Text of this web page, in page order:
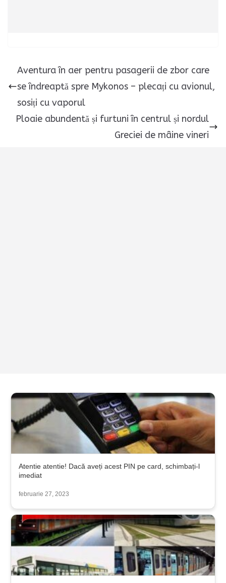
Aventura în aer pentru pasagerii de zbor care
se îndreaptă spre Mykonos – plecați cu avionul,
sosiți cu vaporul
Ploaie abundentă și furtuni în centrul și nordul
Greciei de mâine vineri
Atentie atentie! Dacă aveți acest PIN pe card, schimbați-l
imediat
februarie 27, 2023